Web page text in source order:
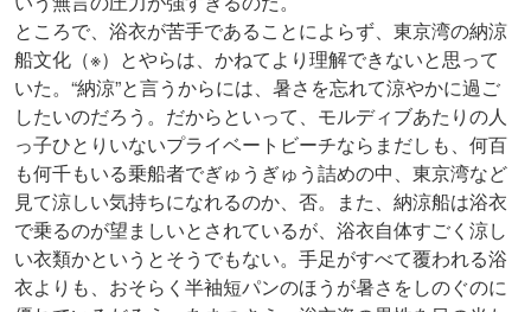
ところで、浴衣が苦手であることによらず、東京湾の納涼
船文化（※）とやらは、かねてより理解できないと思って
いた。“納涼”と言うからには、暑さを忘れて涼やかに過ご
したいのだろう。だからといって、モルディブあたりの人
っ子ひとりいないプライベートビーチならまだしも、何百
も何千もいる乗船者でぎゅうぎゅう詰めの中、東京湾など
見て涼しい気持ちになれるのか、否。また、納涼船は浴衣
で乗るのが望ましいとされているが、浴衣自体すごく涼し
い衣類かというとそうでもない。手足がすべて覆われる浴
衣よりも、おそらく半袖短パンのほうが暑さをしのぐのに